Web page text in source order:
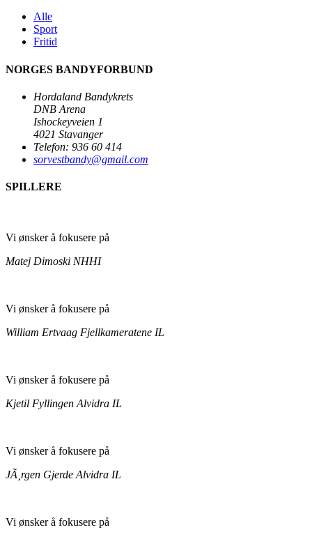
Alle
Sport
Fritid
NORGES BANDYFORBUND
Hordaland Bandykrets
DNB Arena
Ishockeyveien 1
4021 Stavanger
Telefon: 936 60 414
sorvestbandy@gmail.com
SPILLERE
Vi ønsker å fokusere på
Matej Dimoski NHHI
Vi ønsker å fokusere på
William Ertvaag Fjellkameratene IL
Vi ønsker å fokusere på
Kjetil FyllingenAlvidra IL
Vi ønsker å fokusere på
JÃ¸rgen GjerdeAlvidra IL
Vi ønsker å fokusere på